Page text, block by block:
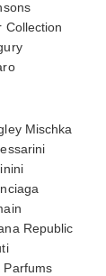
Collection
Mischka
Republic
Parfums